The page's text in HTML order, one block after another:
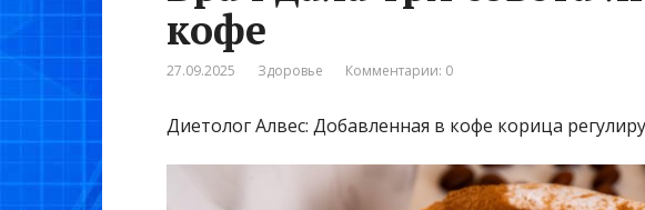
кофе
27.09.2025 Здоровье Комментарии: 0
Диетолог Алвес: Добавленная в кофе корица